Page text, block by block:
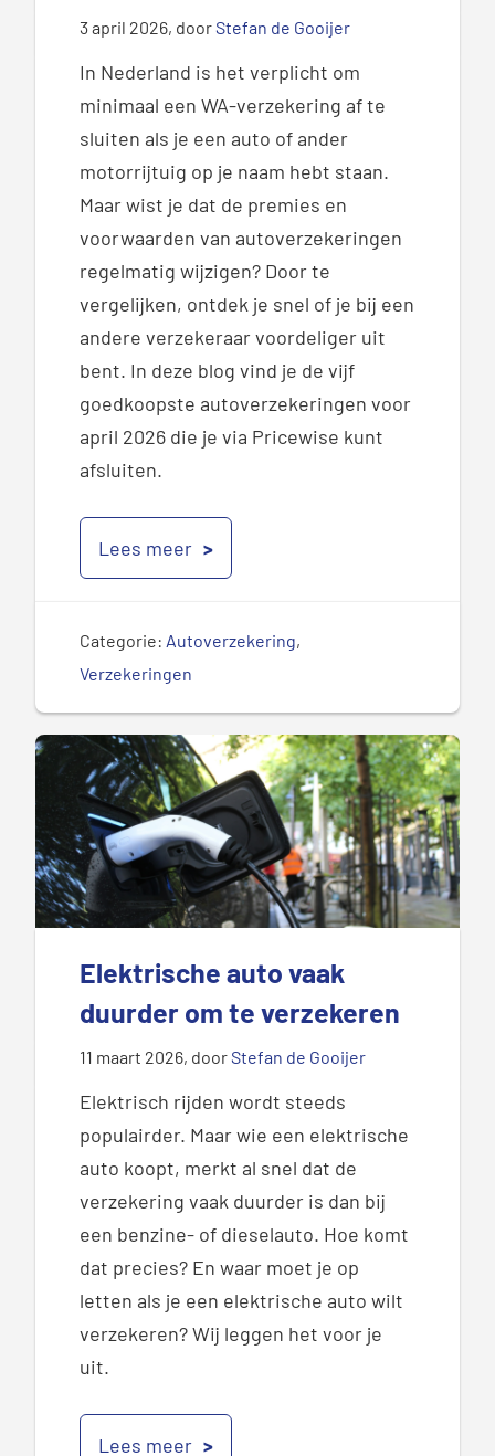
3 april 2026, doorStefan de Gooijer
In Nederland is het verplicht om
minimaal een WA-verzekering af te
sluiten als je een auto of ander
motorrijtuig op je naam hebt staan.
Maar wist je dat de premies en
voorwaarden van autoverzekeringen
regelmatig wijzigen? Door te
vergelijken, ontdek je snel of je bij een
andere verzekeraar voordeliger uit
bent. In deze blog vind je de vijf
goedkoopste autoverzekeringen voor
april 2026 die je via Pricewise kunt
afsluiten.
Lees meer
Categorie: Autoverzekering,
Verzekeringen
Elektrische auto vaak
duurder om te verzekeren
11 maart 2026, doorStefan de Gooijer
Elektrisch rijden wordt steeds
populairder. Maar wie een elektrische
auto koopt, merkt al snel dat de
verzekering vaak duurder is dan bij
een benzine- of dieselauto. Hoe komt
dat precies? En waar moet je op
letten als je een elektrische auto wilt
verzekeren? Wij leggen het voor je
uit.
Lees meer